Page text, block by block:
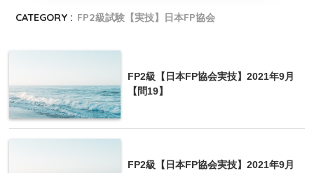
CATEGORY : FP2級試験【実技】日本FP協会
FP2級【日本FP協会実技】2021年9月
【問19】
FP2級【日本FP協会実技】2021年9月